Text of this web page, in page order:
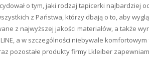
o tym, jaki rodzaj tapicerki najbardziej
z Państwa, którzy dbają o to, aby
z najwyższej jakości materiałów, a także
a w szczególności niebywale
pozostałe produkty firmy Lkleiber